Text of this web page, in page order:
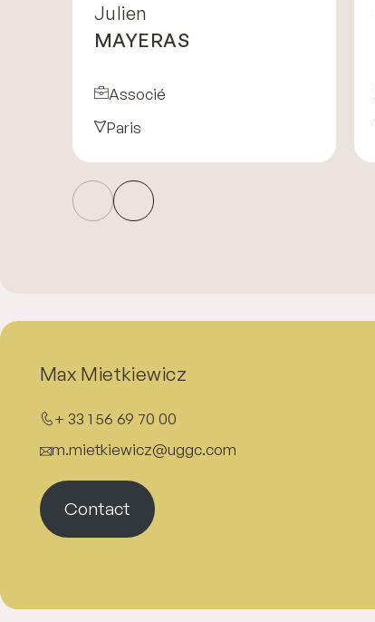
Julien
MAYERAS
Associé
Paris
Max Mietkiewicz
+ 33 1 56 69 70 00
m.mietkiewicz@uggc.com
Contact